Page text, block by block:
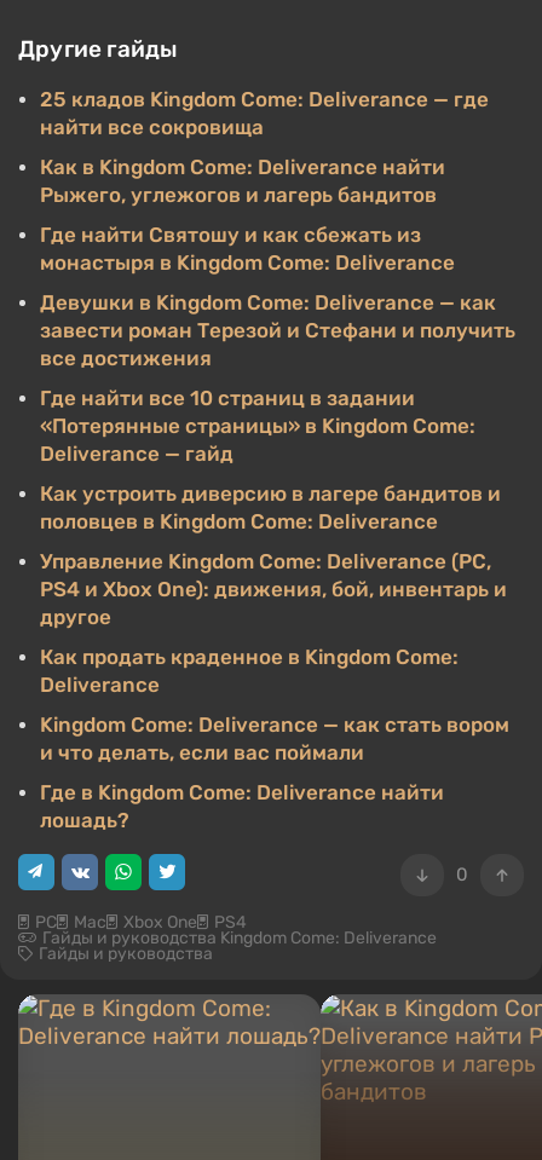
Другие гайды
25 кладов Kingdom Come: Deliverance — где
найти все сокровища
Как в Kingdom Come: Deliverance найти
Рыжего, углежогов и лагерь бандитов
Где найти Святошу и как сбежать из
монастыря в Kingdom Come: Deliverance
Девушки в Kingdom Come: Deliverance — как
завести роман Терезой и Стефани и получить
все достижения
Где найти все 10 страниц в задании
«Потерянные страницы» в Kingdom Come:
Deliverance — гайд
Как устроить диверсию в лагере бандитов и
половцев в Kingdom Come: Deliverance
Управление Kingdom Come: Deliverance (PC,
PS4 и Xbox One): движения, бой, инвентарь и
другое
Как продать краденное в Kingdom Come:
Deliverance
Kingdom Come: Deliverance — как стать вором
и что делать, если вас поймали
Где в Kingdom Come: Deliverance найти
лошадь?
0
PC Mac Xbox One PS4
Гайды и руководства Kingdom Come: Deliverance
Гайды и руководства